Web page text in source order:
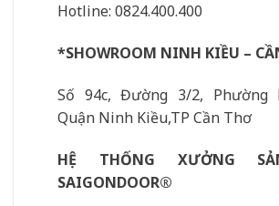
Hotline: 0824.400.400
*SHOWROOM NINH KIỀU –
Số 94c, Đường 3/2, Phường
Quận Ninh Kiều,TP Cần Thơ
HỆ THỐNG XƯỞNG
SAIGONDOOR®